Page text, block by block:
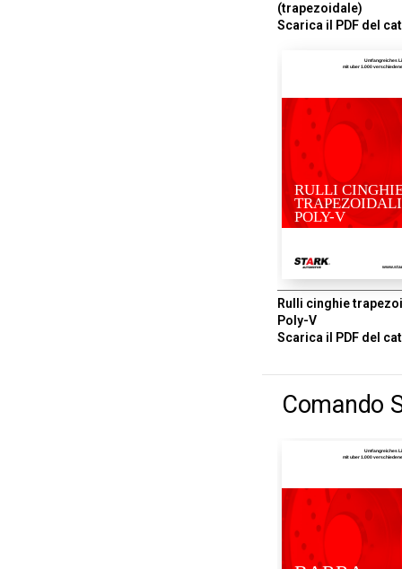
(trapezoidale)
Scarica il PDF del
Umfangreiches
mit uber 1.000
RULLI
POLY-V
Rulli cinghie
Poly-V
Scarica il PDF del
Comando
Umfangreiches
mit uber 1.000